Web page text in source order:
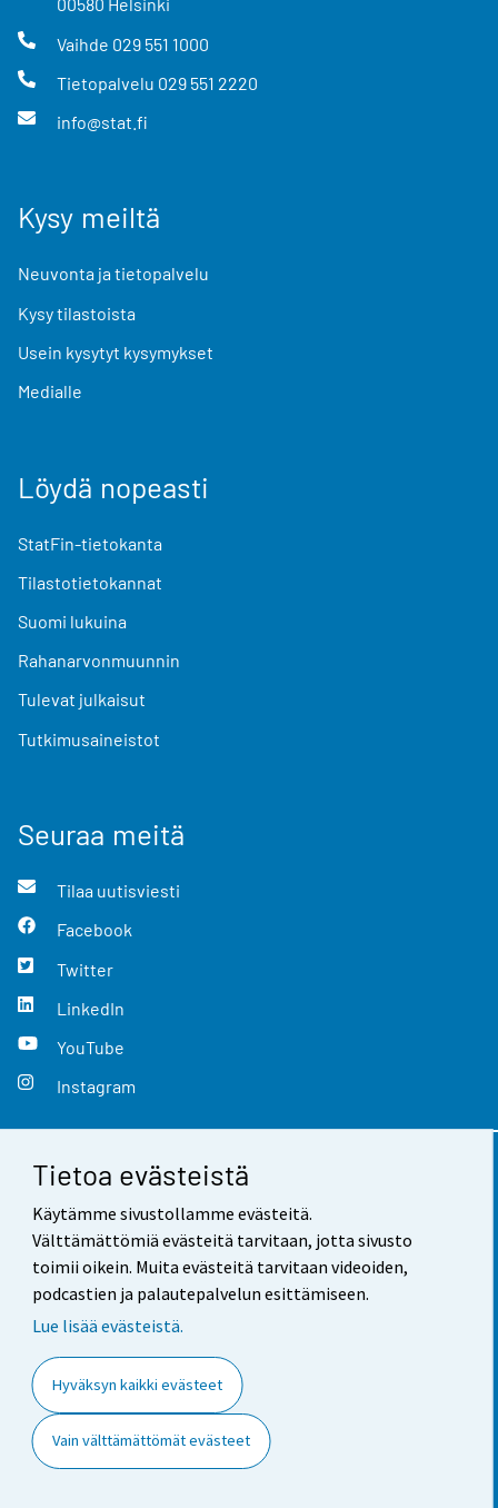
Tietoa evästeistä
Käytämme sivustollamme evästeitä.
Välttämättömiä evästeitä tarvitaan, jotta sivusto
toimii oikein. Muita evästeitä tarvitaan videoiden,
podcastien ja palautepalvelun esittämiseen.
Lue lisää evästeistä.
Hyväksyn kaikki evästeet
Vain välttämättömät evästeet
00580 Helsinki
Vaihde 029 551 1000
Tietopalvelu 029 551 2220
info@stat.fi
Kysy meiltä
Neuvonta ja tietopalvelu
Kysy tilastoista
Usein kysytyt kysymykset
Medialle
Löydä nopeasti
StatFin-tietokanta
Tilastotietokannat
Suomi lukuina
Rahanarvonmuunnin
Tulevat julkaisut
Tutkimusaineistot
Seuraa meitä
Tilaa uutisviesti
Facebook
Twitter
LinkedIn
YouTube
Instagram
Yhteystiedot
Palaute
Käyttöehdot
Saavutettavuus
Tietoa sivustosta
Evästeasetukset